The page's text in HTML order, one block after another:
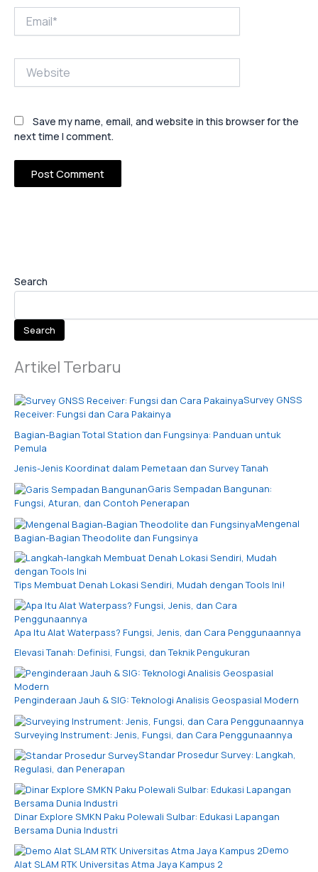
Search
Search
Artikel Terbaru
Survey GNSS
Receiver: Fungsi dan Cara Pakainya
Bagian-Bagian Total Station dan Fungsinya: Panduan untuk
Pemula
Jenis-Jenis Koordinat dalam Pemetaan dan Survey Tanah
Garis Sempadan Bangunan:
Fungsi, Aturan, dan Contoh Penerapan
Mengenal
Bagian-Bagian Theodolite dan Fungsinya
Tips Membuat Denah Lokasi Sendiri, Mudah dengan Tools Ini!
Apa Itu Alat Waterpass? Fungsi, Jenis, dan Cara Penggunaannya
Elevasi Tanah: Definisi, Fungsi, dan Teknik Pengukuran
Penginderaan Jauh & SIG: Teknologi Analisis Geospasial Modern
Surveying Instrument: Jenis, Fungsi, dan Cara Penggunaannya
Standar Prosedur Survey: Langkah,
Regulasi, dan Penerapan
Dinar Explore SMKN Paku Polewali Sulbar: Edukasi Lapangan
Bersama Dunia Industri
Demo
Alat SLAM RTK Universitas Atma Jaya Kampus 2
Save my name, email, and website in this browser for the
next time I comment.